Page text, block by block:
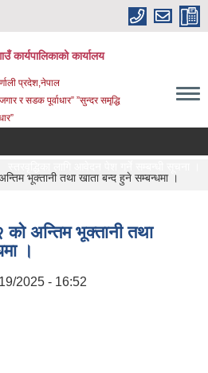
कार्यपालिकाको कार्यालय
प्रदेश,नेपाल
र सडक पूर्वाधार” ”सुन्दर समृद्धि
भूक्तानी तथा खाता बन्द हुने सम्बन्धमा ।
अन्तिम भूक्तानी तथा
।
2025 - 16:52